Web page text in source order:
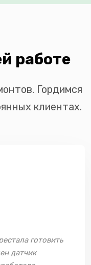
работе
Гордимся
клиентах.
готовить
датчик